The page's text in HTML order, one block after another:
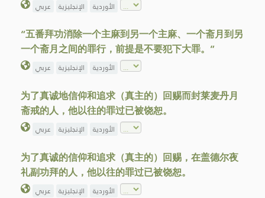
عربي الإنجليزية الأوردية
“五番拜功消除一个主麻到另一个主麻、一个斋月到另
一个斋月之间的罪行，前提是不要犯下大罪。”
عربي الإنجليزية الأوردية
为了真诚地信仰和追求（真主的）回赐而封莱麦丹月
斋戒的人，他以往的罪过已被饶恕。
عربي الإنجليزية الأوردية
为了真诚的信仰和追求（真主的）回赐，在盖德尔夜
礼副功拜的人，他以往的罪过已被饶恕。
عربي الإنجليزية الأوردية